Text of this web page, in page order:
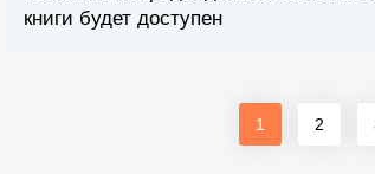
книги будет доступен
1 2